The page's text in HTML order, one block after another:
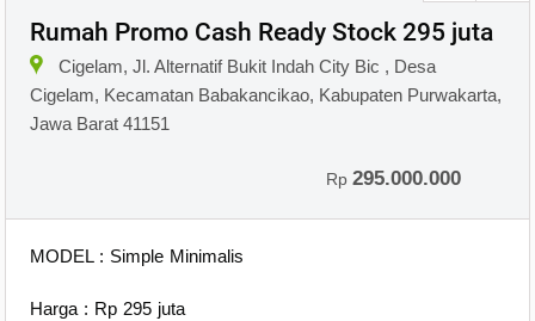
Rumah Promo Cash Ready Stock 295 juta
Cigelam, Jl. Alternatif Bukit Indah City Bic , Desa
Cigelam, Kecamatan Babakancikao, Kabupaten Purwakarta,
Jawa Barat 41151
Rp295.000.000
MODEL : Simple Minimalis
Harga : Rp 295 juta